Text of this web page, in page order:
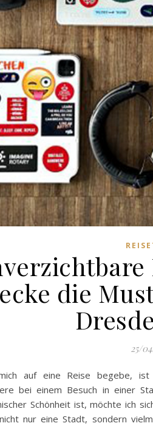
die
25/
auf eine Reise begebe, ist
bei einem Besuch in einer
Schönheit ist, möchte ich
nur eine Stadt, sondern